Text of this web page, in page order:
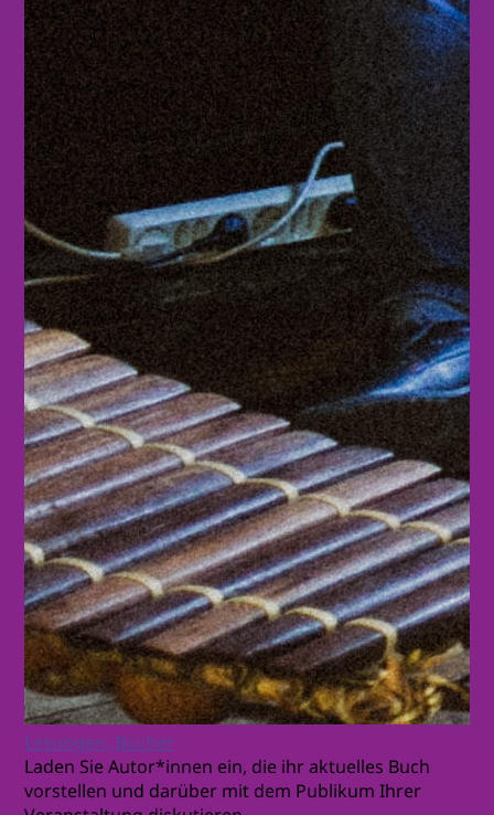
Lesungen, Bücher
Laden Sie Autor*innen ein, die ihr aktuelles Buch
vorstellen und darüber mit dem Publikum Ihrer